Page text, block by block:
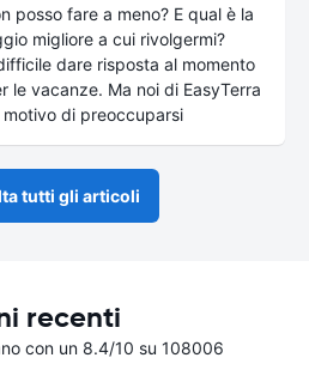
posso fare a meno? E qual è la
migliore a cui rivolgermi?
dare risposta al momento
le vacanze. Ma noi di EasyTerra
di preoccuparsi
tutti gli articoli
recenti
con un 8.4/10 su 108006